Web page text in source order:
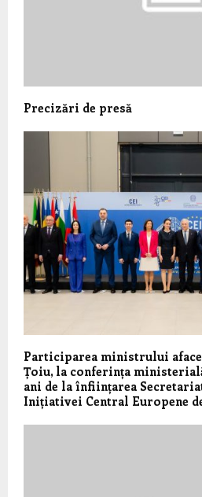
Precizări de presă
Participarea ministrului
Țoiu, la conferința
ani de la înființarea
Inițiativei Central Europene